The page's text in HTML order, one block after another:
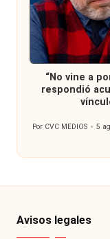
Publicada
en
“No vine a
respondió
Publicado
Por CVC MEDIOS 5
Avisos legales